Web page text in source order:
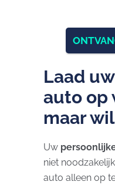
Laad
auto op
maar
Uw
niet
auto alleen op